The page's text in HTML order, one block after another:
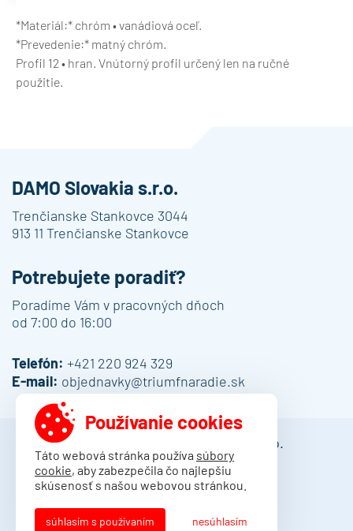
*Materiál:* chróm • vanádiová oceľ.
*Prevedenie:* matný chróm.
Profil 12 • hran. Vnútorný profil určený len na ručné
použitie.
DAMO Slovakia s.r.o.
Trenčianske Stankovce 3044
913 11 Trenčianske Stankovce
Potrebujete poradiť?
Poradíme Vám v pracovných dňoch
od 7:00 do 16:00
Telefón: +421 220 924 329
E-mail: objednavky@triumfnaradie.sk
© 2013 - 2026 DAMO Slovakia s.r.o.
Obchodné podmienky
Dodacie podmienky
Ochrana osobných údajov
Používanie cookies
Táto webová stránka používa súbory
cookie, aby zabezpečila čo najlepšiu
skúsenosť s našou webovou stránkou.
súhlasím s používaním nesúhlasím